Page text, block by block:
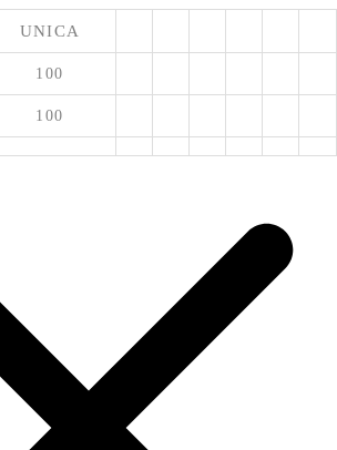
UNICA
100
100